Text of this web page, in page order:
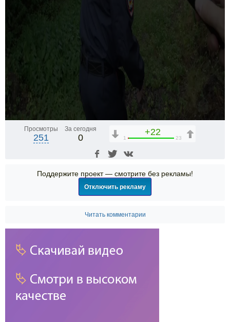
Просмотры
251
За сегодня
0
+22
1 23
Поддержите проект — смотрите без рекламы!
Отключить рекламу
Читать комментарии